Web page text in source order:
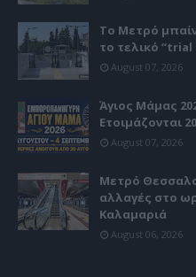
Το Μετρό
το τελικό “trial
August 07, 2026
Άγιος Μάμας
Ετοιμάζονται
August 07, 2026
Μετρό
αλλαγές στο
Καλαμαριά
August 06, 2026